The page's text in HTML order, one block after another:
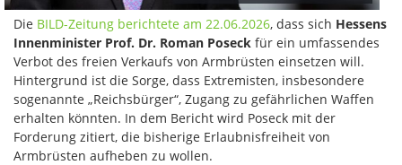
Die BILD-Zeitung berichtete am 22.06.2026, dass sich Hessens
Innenminister Prof. Dr. Roman Poseck für ein umfassendes
Verbot des freien Verkaufs von Armbrüsten einsetzen will.
Hintergrund ist die Sorge, dass Extremisten, insbesondere
sogenannte „Reichsbürger“, Zugang zu gefährlichen Waffen
erhalten könnten. In dem Bericht wird Poseck mit der
Forderung zitiert, die bisherige Erlaubnisfreiheit von
Armbrüsten aufheben zu wollen.